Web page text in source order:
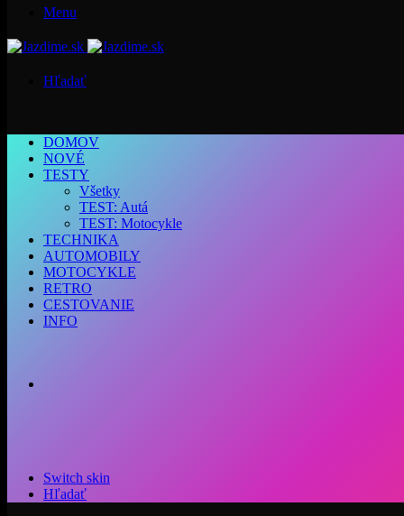
Menu
Hľadať
DOMOV
NOVÉ
TESTY
Všetky
TEST: Autá
TEST: Motocykle
TECHNIKA
AUTOMOBILY
MOTOCYKLE
RETRO
CESTOVANIE
INFO
Switch skin
Hľadať